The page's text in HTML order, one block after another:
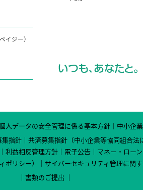
イジー）
人データの安全管理に係る基本方針
中小企
集指針
共済募集指針（中小企業等協同組合
利益相反管理方針 電子公告
マネー・ロー
リシー） サイバーセキュリティ管理に関
書類のご提出